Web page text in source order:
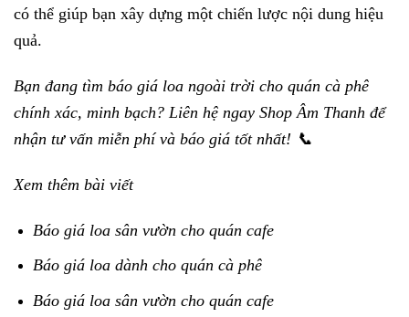
có thể giúp bạn xây dựng một chiến lược nội dung hiệu
quả.
Bạn đang tìm báo giá loa ngoài trời cho quán cà phê
chính xác, minh bạch? Liên hệ ngay Shop Âm Thanh để
nhận tư vấn miễn phí và báo giá tốt nhất! 📞
Xem thêm bài viết
Báo giá loa sân vườn cho quán cafe
Báo giá loa dành cho quán cà phê
Báo giá loa sân vườn cho quán cafe